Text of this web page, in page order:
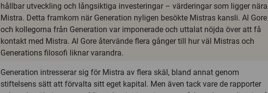
hållbar utveckling och långsiktiga investeringar – värderingar som ligger nära
Mistra. Detta framkom när Generation nyligen besökte Mistras kansli. Al Gore
och kollegorna från Generation var imponerade och uttalat nöjda över att få
kontakt med Mistra. Al Gore återvände flera gånger till hur väl Mistras och
Generations filosofi liknar varandra.
Generation intresserar sig för Mistra av flera skäl, bland annat genom
stiftelsens sätt att förvalta sitt eget kapital. Men även tack vare de rapporter